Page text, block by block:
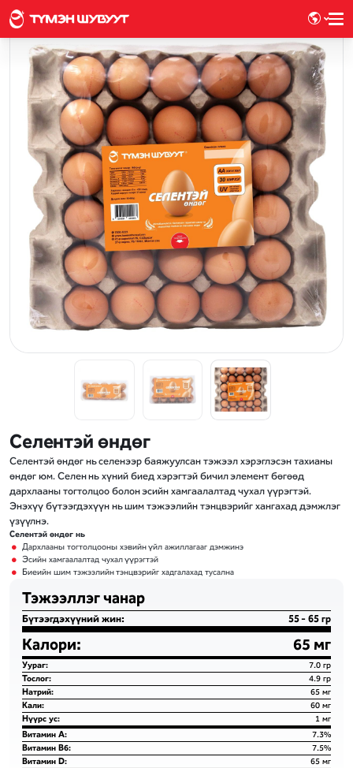
Селентэй өндөг
Селентэй өндөг нь селенээр баяжуулсан тэжээл хэрэглэсэн тахианы
өндөг юм. Селен нь хүний биед хэрэгтэй бичил элемент бөгөөд
дархлааны тогтолцоо болон эсийн хамгаалалтад чухал үүрэгтэй.
Энэхүү бүтээгдэхүүн нь шим тэжээлийн тэнцвэрийг хангахад дэмжлэг
үзүүлнэ.
Бүтээгдэхүүний жин: 55 - 65 гр
Калори: 65 мг
Уураг:
7.0 гр
Тослог:
4.9 гр
Натрий:
65 мг
Кали:
60 мг
Нүүрс ус:
1 мг
Витамин A:
7.3%
Витамин B6:
7.5%
Витамин D:
65 мг
Селентэй өндөг нь
Дархлааны тогтолцооны хэвийн үйл ажиллагааг дэмжинэ
Эсийн хамгаалалтад чухал үүрэгтэй
Биеийн шим тэжээлийн тэнцвэрийг хадгалахад тусална